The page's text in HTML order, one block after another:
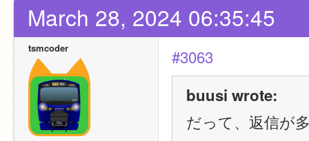
March 28, 2024 06:35:45
tsmcoder
#3063
buusi wrote:
だって、返信が